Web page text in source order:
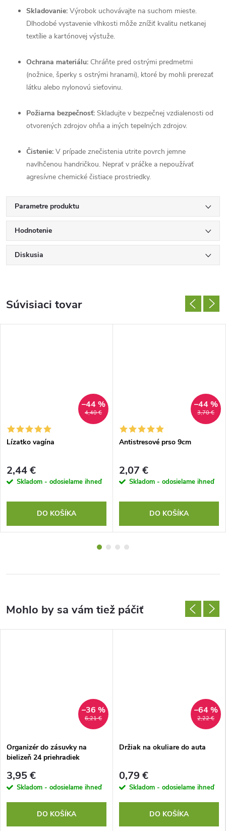
Skladovanie: Výrobok uchovávajte na suchom mieste.
Dlhodobé vystavenie vlhkosti môže znížiť kvalitu netkanej
textílie a kartónovej výstuže.
Ochrana materiálu: Chráňte pred ostrými predmetmi
(nožnice, šperky s ostrými hranami), ktoré by mohli prerezať
látku alebo nylonovú sieťovinu.
Požiarna bezpečnosť: Skladujte v bezpečnej vzdialenosti od
otvorených zdrojov ohňa a iných tepelných zdrojov.
Čistenie: V prípade znečistenia utrite povrch jemne
navlhčenou handričkou. Neprať v práčke a nepoužívať
agresívne chemické čistiace prostriedky.
Parametre produktu
Hodnotenie
Diskusia
Súvisiaci tovar
4,40 €
–44 %
Lízatko vagína
2,44 €
Skladom - odosielame ihneď
DO KOŠÍKA
3,70 €
–44 %
Antistresové prso 9cm
2,07 €
Skladom - odosielame ihneď
DO KOŠÍKA
6,21 €
–36 %
Organizér do zásuvky na
bielizeň 24 priehradiek
3,95 €
Skladom - odosielame ihneď
DO KOŠÍKA
2,22 €
–64 %
Držiak na okuliare do auta
0,79 €
Skladom - odosielame ihneď
DO KOŠÍKA